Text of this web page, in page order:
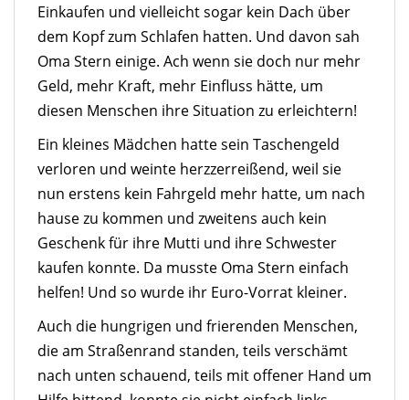
Einkaufen und vielleicht sogar kein Dach über
dem Kopf zum Schlafen hatten. Und davon sah
Oma Stern einige. Ach wenn sie doch nur mehr
Geld, mehr Kraft, mehr Einfluss hätte, um
diesen Menschen ihre Situation zu erleichtern!
Ein kleines Mädchen hatte sein Taschengeld
verloren und weinte herzzerreißend, weil sie
nun erstens kein Fahrgeld mehr hatte, um nach
hause zu kommen und zweitens auch kein
Geschenk für ihre Mutti und ihre Schwester
kaufen konnte. Da musste Oma Stern einfach
helfen! Und so wurde ihr Euro-Vorrat kleiner.
Auch die hungrigen und frierenden Menschen,
die am Straßenrand standen, teils verschämt
nach unten schauend, teils mit offener Hand um